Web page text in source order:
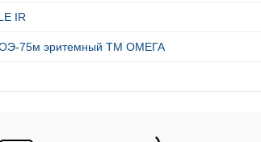
IR
ОЭ-75м эритемный ТМ ОМЕГА